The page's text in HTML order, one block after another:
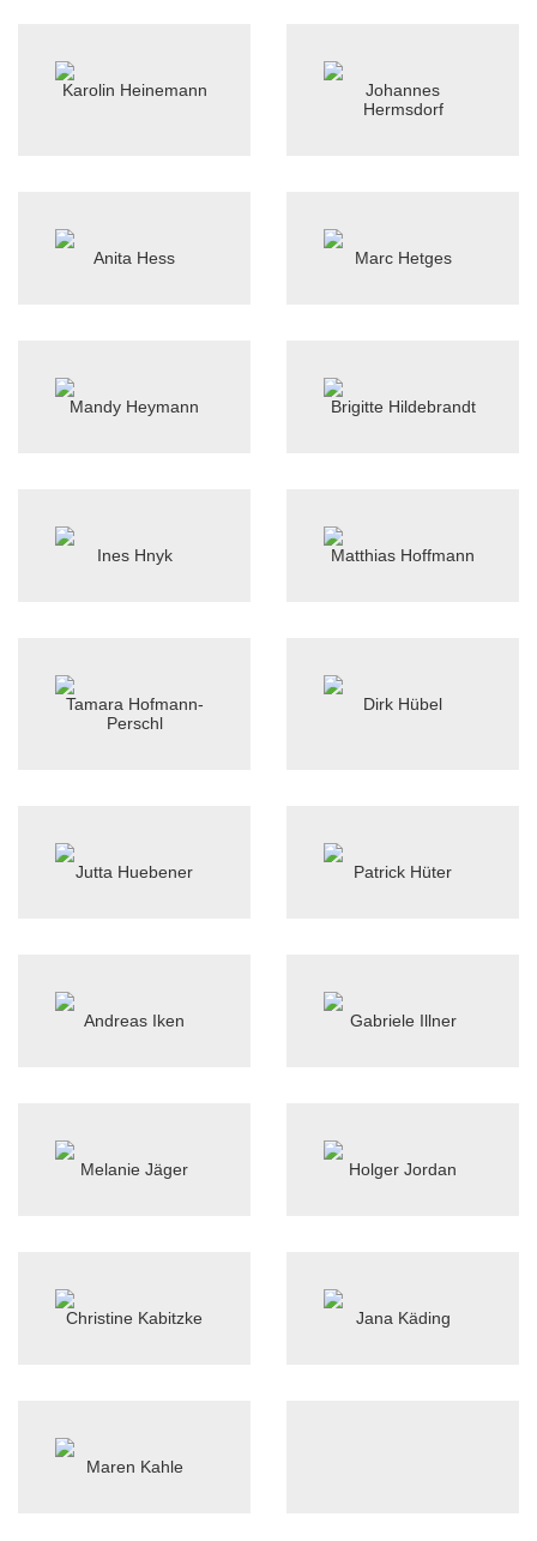
Karolin Heinemann
Johannes
Hermsdorf
Anita Hess Marc Hetges
Mandy Heymann Brigitte Hildebrandt
Ines Hnyk Matthias Hoffmann
Tamara Hofmann-
Perschl
Dirk Hübel
Jutta Huebener Patrick Hüter
Andreas Iken Gabriele Illner
Melanie Jäger Holger Jordan
Christine Kabitzke Jana Käding
Maren Kahle